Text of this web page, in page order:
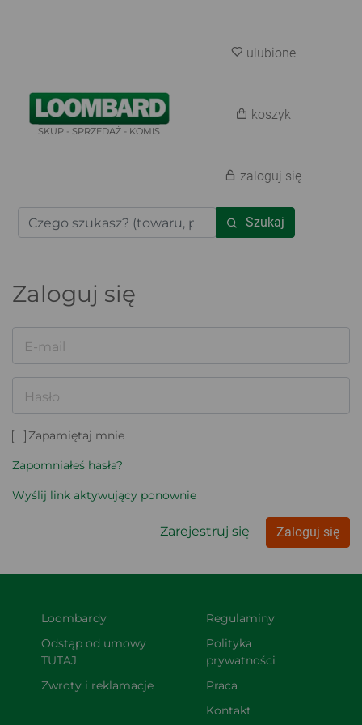
SKUP - SPRZEDAŻ - KOMIS
Szukaj
ulubione
koszyk
zaloguj się
Zaloguj się
E-mail
Hasło
Zapamiętaj mnie
Zapomniałeś hasła?
Wyślij link aktywujący ponownie
Zarejestruj się Zaloguj się
Loombardy
Odstąp od umowy
TUTAJ
Zwroty i reklamacje
Regulaminy
Polityka
prywatności
Praca
Kontakt